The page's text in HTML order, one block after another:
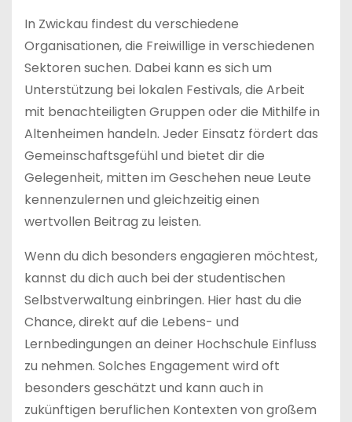
In Zwickau findest du verschiedene
Organisationen, die Freiwillige in verschiedenen
Sektoren suchen. Dabei kann es sich um
Unterstützung bei lokalen Festivals, die Arbeit
mit benachteiligten Gruppen oder die Mithilfe in
Altenheimen handeln. Jeder Einsatz fördert das
Gemeinschaftsgefühl und bietet dir die
Gelegenheit, mitten im Geschehen neue Leute
kennenzulernen und gleichzeitig einen
wertvollen Beitrag zu leisten.
Wenn du dich besonders engagieren möchtest,
kannst du dich auch bei der studentischen
Selbstverwaltung einbringen. Hier hast du die
Chance, direkt auf die Lebens- und
Lernbedingungen an deiner Hochschule Einfluss
zu nehmen. Solches Engagement wird oft
besonders geschätzt und kann auch in
zukünftigen beruflichen Kontexten von großem